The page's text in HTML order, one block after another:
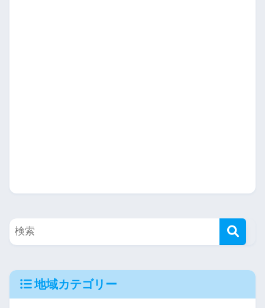
地域カテゴリー